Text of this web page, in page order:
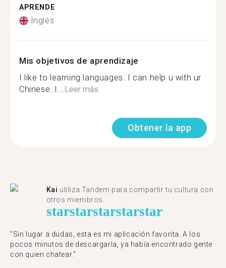
APRENDE
Inglés
Mis objetivos de aprendizaje
I like to learning languages. I can help u with ur
Chinese. I...Leer más
Obtener la app
Kai utiliza Tandem para compartir tu cultura con
otros miembros.
starstarstarstarstar
"Sin lugar a dudas, esta es mi aplicación favorita. A los
pocos minutos de descargarla, ya había encontrado gente
con quien chatear."